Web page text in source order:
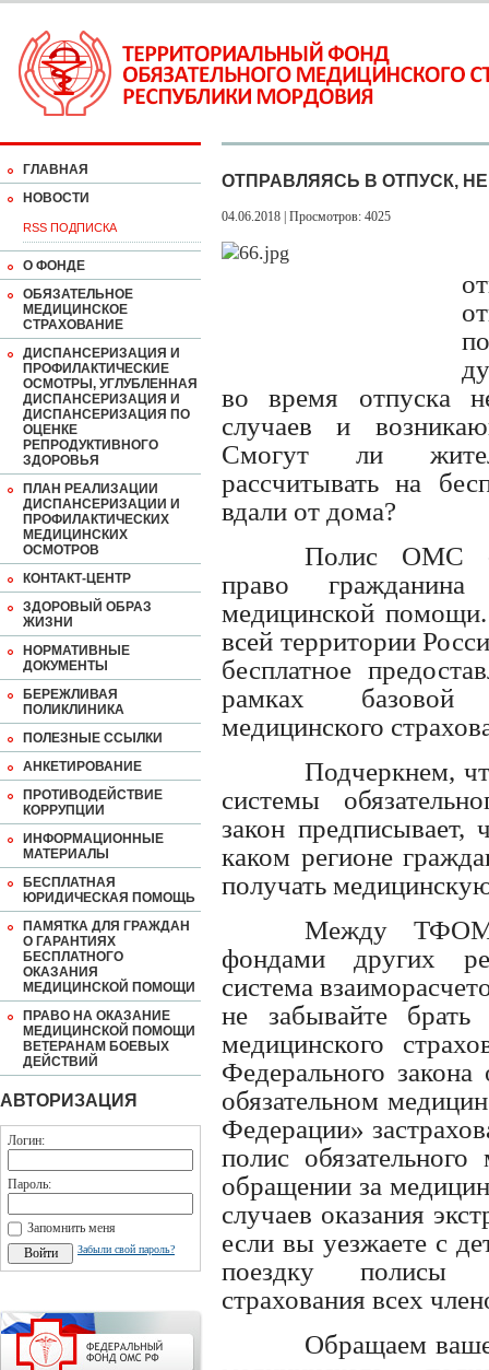
ГЛАВНАЯ
НОВОСТИ
RSS ПОДПИСКА
О ФОНДЕ
ОБЯЗАТЕЛЬНОЕ
МЕДИЦИНСКОЕ
СТРАХОВАНИЕ
ДИСПАНСЕРИЗАЦИЯ И
ПРОФИЛАКТИЧЕСКИЕ
ОСМОТРЫ, УГЛУБЛЕННАЯ
ДИСПАНСЕРИЗАЦИЯ И
ДИСПАНСЕРИЗАЦИЯ ПО
ОЦЕНКЕ
РЕПРОДУКТИВНОГО
ЗДОРОВЬЯ
ПЛАН РЕАЛИЗАЦИИ
ДИСПАНСЕРИЗАЦИИ И
ПРОФИЛАКТИЧЕСКИХ
МЕДИЦИНСКИХ
ОСМОТРОВ
КОНТАКТ-ЦЕНТР
ЗДОРОВЫЙ ОБРАЗ
ЖИЗНИ
НОРМАТИВНЫЕ
ДОКУМЕНТЫ
БЕРЕЖЛИВАЯ
ПОЛИКЛИНИКА
ПОЛЕЗНЫЕ ССЫЛКИ
АНКЕТИРОВАНИЕ
ПРОТИВОДЕЙСТВИЕ
КОРРУПЦИИ
ИНФОРМАЦИОННЫЕ
МАТЕРИАЛЫ
БЕСПЛАТНАЯ
ЮРИДИЧЕСКАЯ ПОМОЩЬ
ПАМЯТКА ДЛЯ ГРАЖДАН
О ГАРАНТИЯХ
БЕСПЛАТНОГО
ОКАЗАНИЯ
МЕДИЦИНСКОЙ ПОМОЩИ
ПРАВО НА ОКАЗАНИЕ
МЕДИЦИНСКОЙ ПОМОЩИ
ВЕТЕРАНАМ БОЕВЫХ
ДЕЙСТВИЙ
АВТОРИЗАЦИЯ
Логин:
Пароль:
Запомнить меня
Забыли свой пароль?
ОТПРАВЛЯЯСЬ В ОТПУСК,
04.06.2018 | Просмотров: 4025
во время отпуска
случаев и
Смогут ли
рассчитывать на
вдали от дома?
Полис ОМС -
право
медицинской
всей территории
бесплатное
рамках базовой
медицинского
Подчеркнем,
системы
закон предписывает,
каком регионе
получать
Между
фондами других
система
не забывайте брать
медицинского
Федерального
обязательном
Федерации»
полис
обращении за
случаев оказания
если вы уезжаете с
поездку полисы
страхования всех
Обращаем